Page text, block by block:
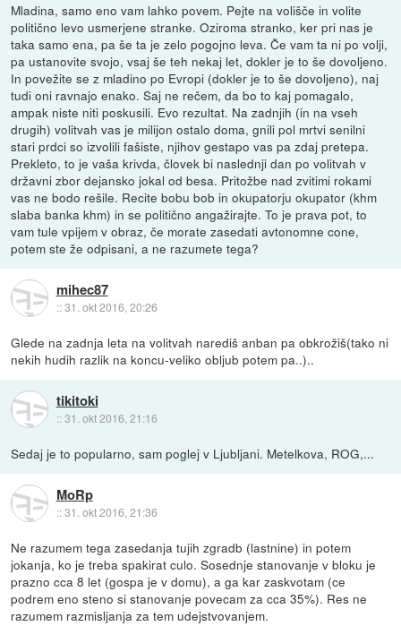
Mladina, samo eno vam lahko povem. Pejte na volišče in volite
politično levo usmerjene stranke. Oziroma stranko, ker pri nas je
taka samo ena, pa še ta je zelo pogojno leva. Če vam ta ni po volji,
pa ustanovite svojo, vsaj še teh nekaj let, dokler je to še dovoljeno.
In povežite se z mladino po Evropi (dokler je to še dovoljeno), naj
tudi oni ravnajo enako. Saj ne rečem, da bo to kaj pomagalo,
ampak niste niti poskusili. Evo rezultat. Na zadnjih (in na vseh
drugih) volitvah vas je milijon ostalo doma, gnili pol mrtvi senilni
stari prdci so izvolili fašiste, njihov gestapo vas pa zdaj pretepa.
Prekleto, to je vaša krivda, človek bi naslednji dan po volitvah v
državni zbor dejansko jokal od besa. Pritožbe nad zvitimi rokami
vas ne bodo rešile. Recite bobu bob in okupatorju okupator (khm
slaba banka khm) in se politično angažirajte. To je prava pot, to
vam tule vpijem v obraz, če morate zasedati avtonomne cone,
potem ste že odpisani, a ne razumete tega?
mihec87
::31. okt 2016, 20:26
Glede na zadnja leta na volitvah narediš anban pa obkrožiš(tako ni
nekih hudih razlik na koncu-veliko obljub potem pa..)..
tikitoki
::31. okt 2016, 21:16
Sedaj je to popularno, sam poglej v Ljubljani. Metelkova, ROG,...
MoRp
::31. okt 2016, 21:36
Ne razumem tega zasedanja tujih zgradb (lastnine) in potem
jokanja, ko je treba spakirat culo. Sosednje stanovanje v bloku je
prazno cca 8 let (gospa je v domu), a ga kar zaskvotam (ce
podrem eno steno si stanovanje povecam za cca 35%). Res ne
razumem razmisljanja za tem udejstvovanjem.